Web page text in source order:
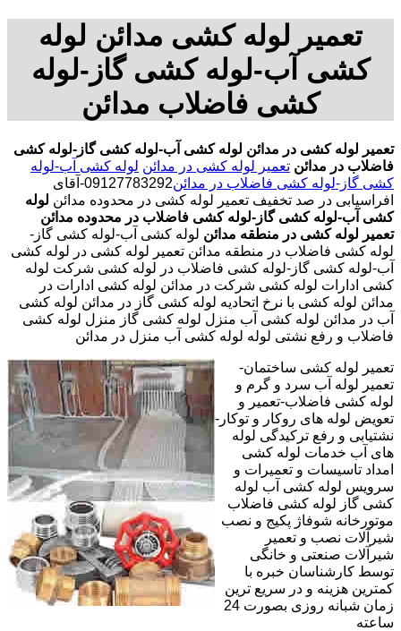
تعمیر لوله کشی مدائن لوله
کشی آب-لوله کشی گاز-لوله
کشی فاضلاب مدائن
تعمیر لوله کشی در مدائن لوله کشی آب-لوله کشی گاز-لوله کشی
فاضلاب در مدائن تعمیر لوله کشی در مدائن لوله کشی آب-لوله
کشی گاز-لوله کشی فاضلاب در مدائن
09127783292-آقای
افراسیابی در صد تخفیف تعمیر لوله کشی در محدوده مدائن لوله
کشی آب-لوله کشی گاز-لوله کشی فاضلاب در محدوده مدائن
تعمیر لوله کشی در منطقه مدائن لوله کشی آب-لوله کشی گاز-
لوله کشی فاضلاب در منطقه مدائن تعمیر لوله کشی در لوله کشی
آب-لوله کشی گاز-لوله کشی فاضلاب در لوله کشی شرکت لوله
کشی ادارات لوله کشی شرکت در مدائن لوله کشی ادارات در
مدائن لوله کشی با نرخ اتحادیه لوله کشی گاز در مدائن لوله کشی
آب در مدائن لوله کشی آب منزل لوله کشی گاز منزل لوله کشی
فاضلاب و رفع نشتی لوله لوله کشی آب منزل در مدائن
تعمیر لوله کشی ساختمان-
تعمیر لوله آب سرد و گرم و
لوله کشی فاضلاب-تعمیر و
تعویض لوله های روکار و توکار-
نشتیابی و رفع ترکیدگی لوله
های آب خدمات لوله کشی
امداد تاسیسات و تعمیرات و
سرویس لوله کشی آب لوله
کشی گاز لوله کشی فاضلاب
موتورخانه شوفاژ پکیج و نصب
شیرآلات نصب و تعمیر
شیرآلات صنعتی و خانگی
توسط کارشناسان خبره با
کمترین هزینه و در سریع ترین
زمان شبانه روزی بصورت 24
ساعته